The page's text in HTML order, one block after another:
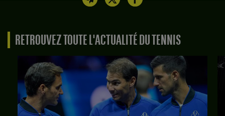
RETROUVEZ TOUTE L'ACTUALITÉ DU TENNIS